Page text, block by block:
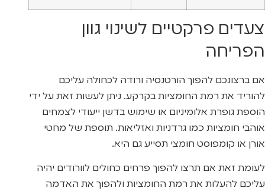
צעדים פרקטיים לשינוי גוון
הפריחה
אם ברצונכם להפוך הורטנסיה ורודה לכחולה עליכם
להוריד את רמת החומציות בקרקע. ניתן לעשות זאת על ידי
הוספת גופרת אלומיניום או שימוש בדשן ייעודי לצמחים
אוהבי חומציות כמו גרדניות ואזליאות. תוספת של מחטי
אורן או קומפוסט חומצי תסייע גם היא.
לעומת זאת אם תרצו להפוך פרחים כחולים לוורודים יהיה
עליכם להעלות את רמת החומציות ולהפוך את האדמה